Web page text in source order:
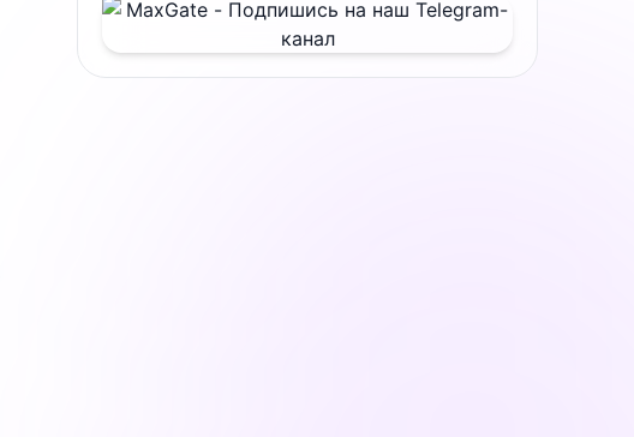
ограничение, MaxGate
отправляет...